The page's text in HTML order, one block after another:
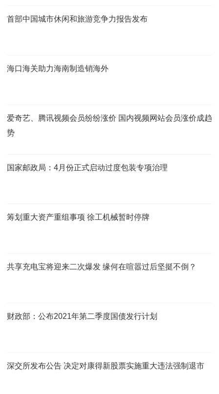
首部中国城市休闲和旅游竞争力报告发布
海口海关助力海南制造销海外
爱奇艺、腾讯视频会员纷纷涨价 国内视频网站会员涨价成趋
势
国家邮政局：4月份正式启动过度包装专项治理
筹划重大资产重组事项 徐工机械暂时停牌
共享充电宝将迎来二次爆发 缘何在喧嚣过后坚挺不倒？
财政部：公布2021年第二季度国债发行计划
深交所发布公告 决定对康得新股票实施重大违法强制退市